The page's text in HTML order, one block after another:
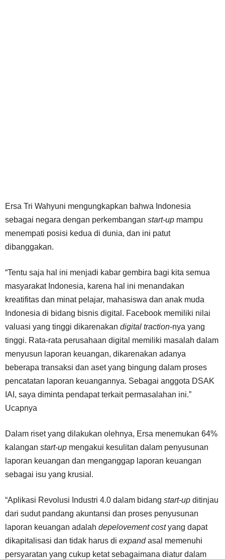
Ersa Tri Wahyuni mengungkapkan bahwa Indonesia
sebagai negara dengan perkembangan start-up mampu
menempati posisi kedua di dunia, dan ini patut
dibanggakan.
“Tentu saja hal ini menjadi kabar gembira bagi kita semua
masyarakat Indonesia, karena hal ini menandakan
kreatifitas dan minat pelajar, mahasiswa dan anak muda
Indonesia di bidang bisnis digital. Facebook memiliki nilai
valuasi yang tinggi dikarenakan digital traction-nya yang
tinggi. Rata-rata perusahaan digital memiliki masalah dalam
menyusun laporan keuangan, dikarenakan adanya
beberapa transaksi dan aset yang bingung dalam proses
pencatatan laporan keuangannya. Sebagai anggota DSAK
IAI, saya diminta pendapat terkait permasalahan ini.”
Ucapnya
Dalam riset yang dilakukan olehnya, Ersa menemukan 64%
kalangan start-up mengakui kesulitan dalam penyusunan
laporan keuangan dan menganggap laporan keuangan
sebagai isu yang krusial.
“Aplikasi Revolusi Industri 4.0 dalam bidang start-up ditinjau
dari sudut pandang akuntansi dan proses penyusunan
laporan keuangan adalah depelovement costyang dapat
dikapitalisasi dan tidak harus di expandasal memenuhi
persyaratan yang cukup ketat sebagaimana diatur dalam